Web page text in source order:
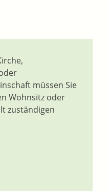
müssen Sie
Wohnsitz oder
zuständigen